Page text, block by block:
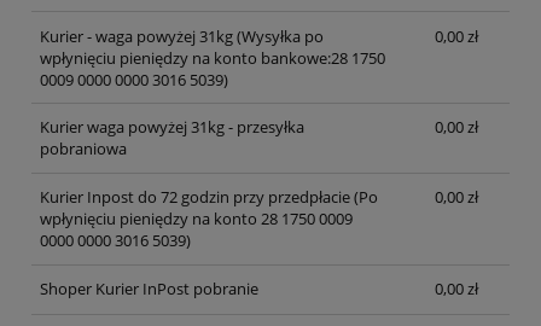
Kurier - waga powyżej 31kg(Wysyłka po
wpłynięciu pieniędzy na konto bankowe:28 1750
0009 0000 0000 3016 5039)
0,00 zł
Kurier waga powyżej 31kg - przesyłka
pobraniowa
0,00 zł
Kurier Inpost do 72 godzin przy przedpłacie(Po
wpłynięciu pieniędzy na konto 28 1750 0009
0000 0000 3016 5039)
0,00 zł
Shoper Kurier InPost pobranie 0,00 zł